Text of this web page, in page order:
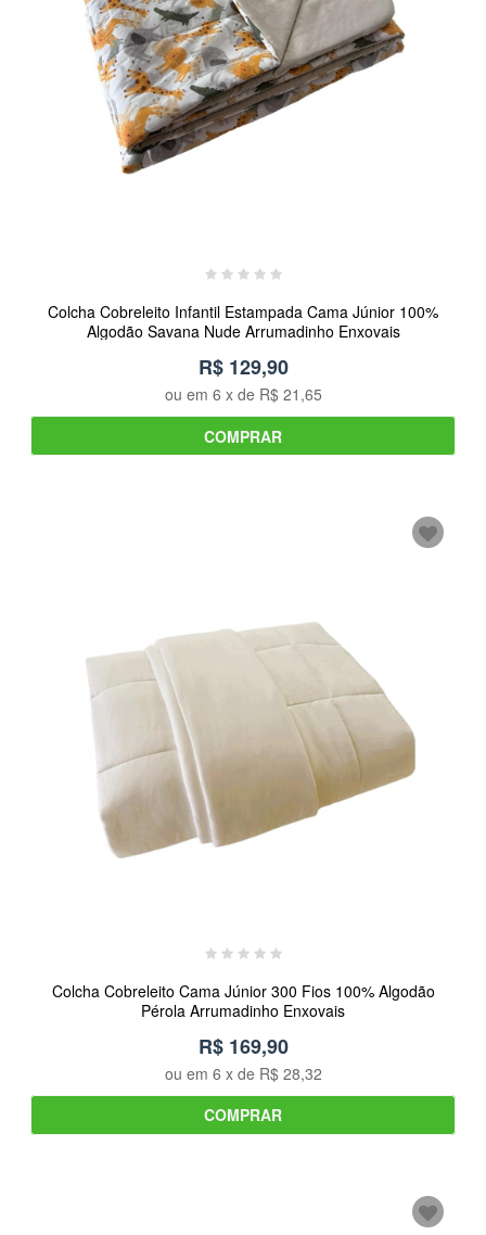
Colcha Cobreleito Infantil Estampada Cama Júnior 100%
Algodão Savana Nude Arrumadinho Enxovais
R$ 129,90
ou em 6 x de R$ 21,65
COMPRAR
Colcha Cobreleito Cama Júnior 300 Fios 100% Algodão
Pérola Arrumadinho Enxovais
R$ 169,90
ou em 6 x de R$ 28,32
COMPRAR